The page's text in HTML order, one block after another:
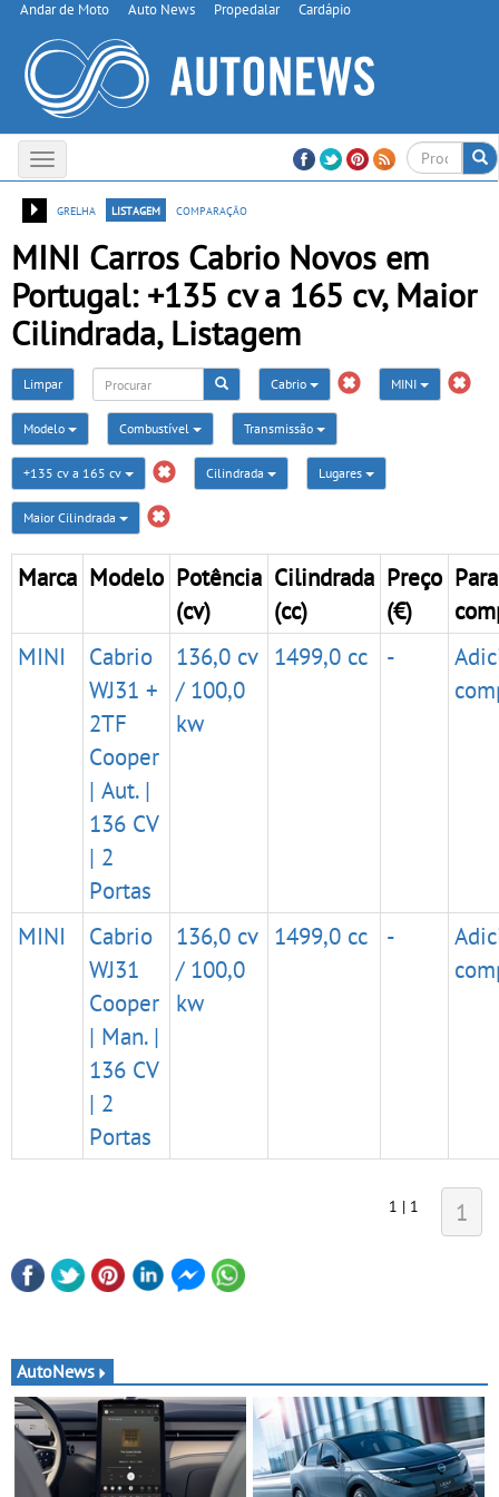
Andar de Moto Auto News Propedalar Cardápio
Toggle
navigation
grelha
listagem comparação
MINI Carros Cabrio Novos em
Portugal: +135 cv a 165 cv, Maior
Cilindrada, Listagem
Limpar Cabrio MINI
Modelo Combustível Transmissão
+135 cv a 165 cv Cilindrada Lugares
Maior Cilindrada
Marca Modelo Potência
(cv)
Cilindrada
(cc)
Preço
(€)
Para
MINI
Cabrio
WJ31 +
2TF
Cooper
| Aut. |
136 CV
| 2
Portas
136,0 cv
/ 100,0
kw
1499,0 cc -
MINI
Cabrio
WJ31
Cooper
| Man. |
136 CV
| 2
Portas
136,0 cv
/ 100,0
kw
1499,0 cc -
1 | 1 1
AutoNews